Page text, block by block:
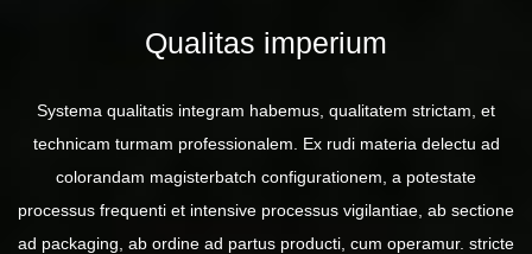
Qualitas imperium
Systema qualitatis integram habemus, qualitatem strictam, et
technicam turmam professionalem. Ex rudi materia delectu ad
colorandam magisterbatch configurationem, a potestate
processus frequenti et intensive processus vigilantiae, ab sectione
ad packaging, ab ordine ad partus producti, cum operamur. stricte